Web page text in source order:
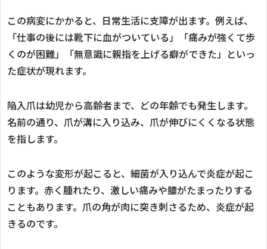
この病変にかかると、日常生活に支障が出ます。例えば、
「仕事の後には靴下に血がついている」「痛みが強くて歩
くのが困難」「無意識に親指を上げる癖ができた」といっ
た症状が現れます。
陥入爪は幼児から高齢者まで、どの年齢でも発生します。
名前の通り、爪が溝に入り込み、爪が伸びにくくなる状態
を指します。
このような変形が起こると、細菌が入り込んで炎症が起こ
ります。赤く腫れたり、激しい痛みや膿がたまったりする
こともあります。爪の角が肉に突き刺さるため、炎症が起
きるのです。